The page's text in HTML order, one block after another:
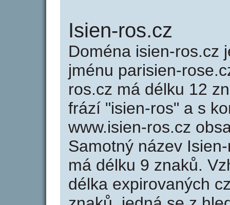
Isien-ros.cz
Doména isien-ros.cz
jménu parisien-
ros.cz má délku 12
frází "isien-ros" a s
www.isien-ros.cz
Samotný název
má délku 9 znaků.
délka expirovaných